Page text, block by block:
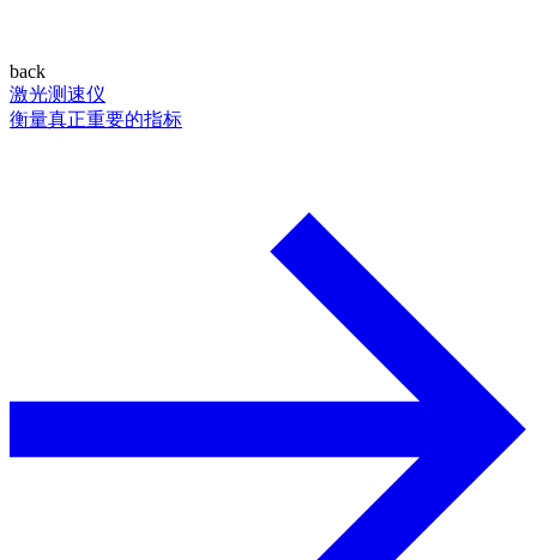
back
激光测速仪
衡量真正重要的指标